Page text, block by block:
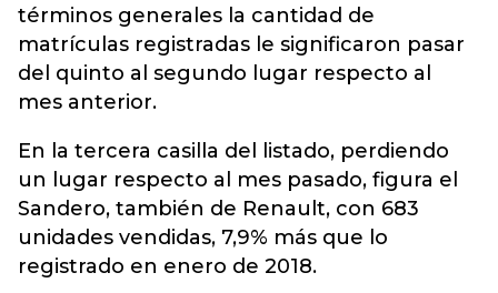
términos generales la cantidad de
matrículas registradas le significaron pasar
del quinto al segundo lugar respecto al
mes anterior.
En la tercera casilla del listado, perdiendo
un lugar respecto al mes pasado, figura el
Sandero, también de Renault, con 683
unidades vendidas, 7,9% más que lo
registrado en enero de 2018.